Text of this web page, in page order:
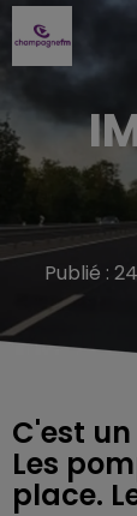
Publié :
C'est
Les
place.